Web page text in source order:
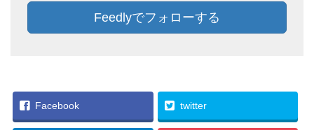
Feedlyでフォローする
Facebook twitter